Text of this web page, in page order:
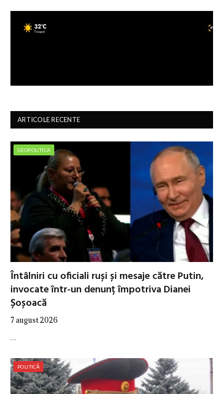
ARTICOLE RECENTE
GEOPOLITICA
Întâlniri cu oficiali ruși și mesaje către Putin,
invocate într-un denunț împotriva Dianei
Șoșoacă
7 august 2026
…
POLITICĂ